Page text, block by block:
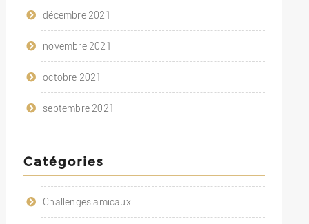
décembre 2021
novembre 2021
octobre 2021
septembre 2021
Catégories
Challenges amicaux